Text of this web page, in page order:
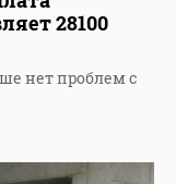
28100
нет проблем с